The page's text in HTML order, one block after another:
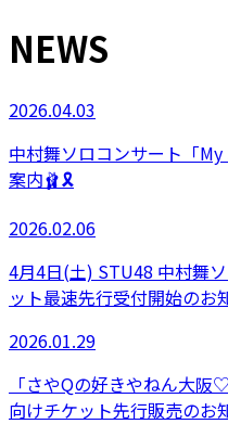
NEWS
2026.04.03
中村舞ソロコンサート「
案内🩰🎗️
2026.02.06
4月4日(土) STU48 中村舞
ット最速先行受付開始のお
2026.01.29
「さやQの好きやねん大
向けチケット先行販売のお